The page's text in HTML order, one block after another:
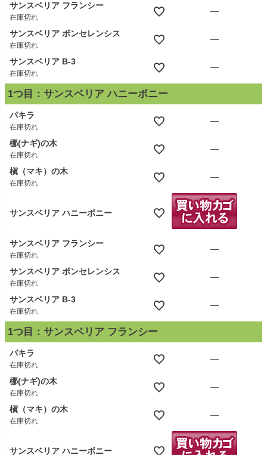
サンスベリア フランシー
在庫切れ
—
サンスベリア ボンセレンシス
在庫切れ
—
サンスベリア B-3
在庫切れ
—
1つ目：サンスベリア ハニーボニー
パキラ
在庫切れ
—
梛(ナギ)の木
在庫切れ
—
槇（マキ）の木
在庫切れ
—
サンスベリア ハニーボニー
サンスベリア フランシー
在庫切れ
—
サンスベリア ボンセレンシス
在庫切れ
—
サンスベリア B-3
在庫切れ
—
1つ目：サンスベリア フランシー
パキラ
在庫切れ
—
梛(ナギ)の木
在庫切れ
—
槇（マキ）の木
在庫切れ
—
サンスベリア ハニーボニー